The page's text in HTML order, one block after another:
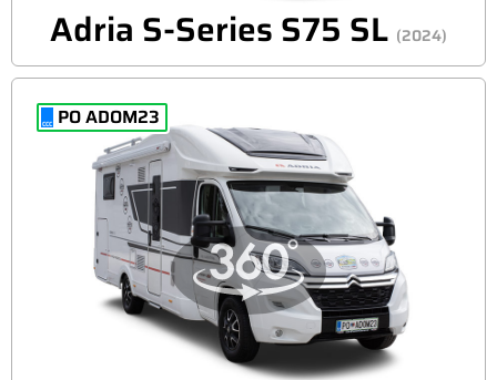
Adria S-Series S75 SL (2024)
PO ADOM23